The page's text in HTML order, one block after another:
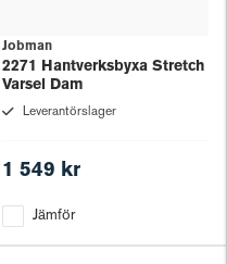
Jobman
2271 Hantverksbyxa Stretch
Varsel Dam
Leverantörslager
1 549 kr
Jämför